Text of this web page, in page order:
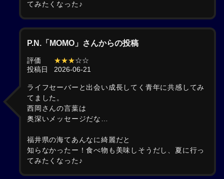
てみたくなった♪
P.N.「MOMO」さんからの投稿
評価 ★★★☆☆
投稿日
2026-06-21
ライフセーバーと出会い成長してく青年に共感してみ
てました。
西岡さんの言葉は
奥深いメッセージだな…
福井県の海てあんなに綺麗だと
知らなかったー！食べ物も美味しそうだし、夏に行っ
てみたくなった♪